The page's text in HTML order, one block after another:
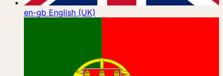
en-gb English (UK)